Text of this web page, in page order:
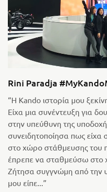
Rini Paradja
“Η Kando ιστορία μου
Είχα μια συνέντευξη για
στην υπεύθυνη της
συνειδητοποίησα πως
στο χώρο στάθμευσης του
έπρεπε να σταθμεύσω στο
Ζήτησα συγγνώμη από την
μου είπε...”